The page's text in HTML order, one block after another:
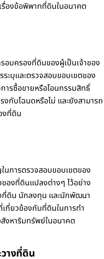
องข้อพิพาทที่ดินในอนาคต
อบครองที่ดินของผู้เป็นเจ้าของ
ระบุและตรวจสอบขอบเขตของ
ารซื้อขายหรือโอนกรรมสิทธิ์
กับโฉนดหรือไม่ และยังสามารถ
งที่ดิน
นการตรวจสอบขอบเขตของ
องที่ดินแปลงต่างๆ ไว้อย่าง
ที่ดิน นักลงทุน และนักพัฒนา
กี่ยวข้องกับที่ดินในการทำ
งหาริมทรัพย์ในอนาคต
างที่ดิน